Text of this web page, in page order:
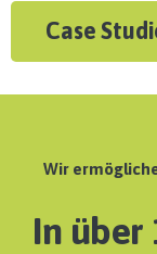
Case
Wir
In über